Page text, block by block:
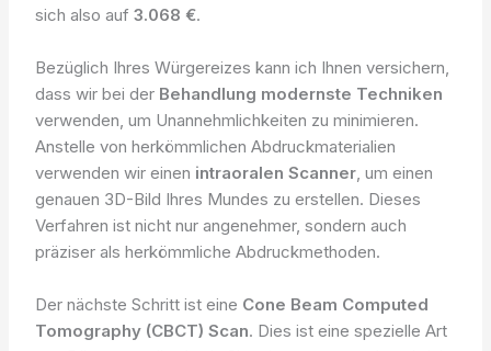
sich also auf3.068 €.
Bezüglich Ihres Würgereizes kann ich Ihnen versichern,
dass wir bei der Behandlung modernste Techniken
verwenden, um Unannehmlichkeiten zu minimieren.
Anstelle von herkömmlichen Abdruckmaterialien
verwenden wir einen intraoralen Scanner , um einen
genauen 3D-Bild Ihres Mundes zu erstellen. Dieses
Verfahren ist nicht nur angenehmer, sondern auch
präziser als herkömmliche Abdruckmethoden.
Der nächste Schritt ist eine Cone Beam Computed
Tomography (CBCT) Scan. Dies ist eine spezielle Art